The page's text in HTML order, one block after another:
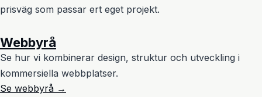
prisväg som passar ert eget projekt.
Webbyrå
Se hur vi kombinerar design, struktur och utveckling i
kommersiella webbplatser.
Se webbyrå →